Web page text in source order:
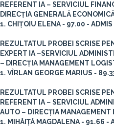
REFERENT IA – SERVICIUL
DIRECȚIA GENERALĂ
1. CHIȚOIU ELENA - 97.00 - ADMIS
REZULTATUL PROBEI SCRISE
EXPERT IA –SERVICIUL
– DIRECȚIA MANAGEMENT
1. VÎRLAN GEORGE MARIUS -
REZULTATUL PROBEI SCRISE
REFERENT IA – SERVICIUL
AUTO – DIRECȚIA MANAGEMENT
1. MIHĂIȚĂ MAGDALENA - 91.66 -